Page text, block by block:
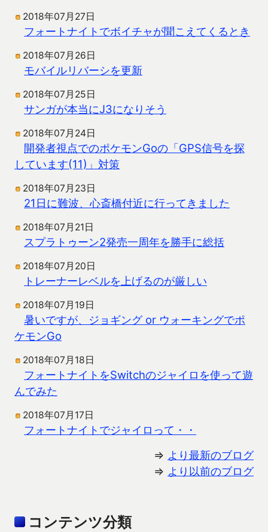
2018年07月27日
フォートナイトでボイチャが聞こえてくるとき
2018年07月26日
モバイルリバーシを更新
2018年07月25日
サンガが本当にJ3になりそう
2018年07月24日
開発者視点でのポケモンGoの「GPS信号を探
しています(11)」対策
2018年07月23日
21日に難波、心斎橋付近に行ってきました
2018年07月21日
スプラトゥーン2発売一周年を勝手に総括
2018年07月20日
トレーナーレベルを上げるのが厳しい
2018年07月19日
暑いですが、ジョギング or ウォーキングでポ
ケモンGo
2018年07月18日
フォートナイトをSwitchのジャイロを使って遊
んでみた
2018年07月17日
フォートナイトでジャイロって・・
⇒ より最新のブログ
⇒ より以前のブログ
コンテンツ分類